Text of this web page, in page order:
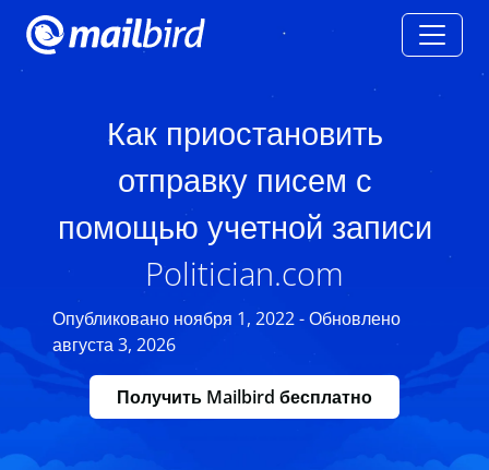
Как приостановить
отправку писем с
помощью учетной записи
Politician.com
Опубликовано ноября 1, 2022 - Обновлено
августа 3, 2026
Получить Mailbird бесплатно